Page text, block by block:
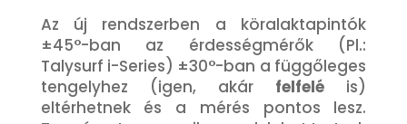
Az új rendszerben a köralaktapintók
±45°-ban az érdességmérők (Pl.:
Talysurf i-Series) ±30°-ban a függőleges
tengelyhez (igen, akár felfelé is)
eltérhetnek és a mérés pontos lesz.